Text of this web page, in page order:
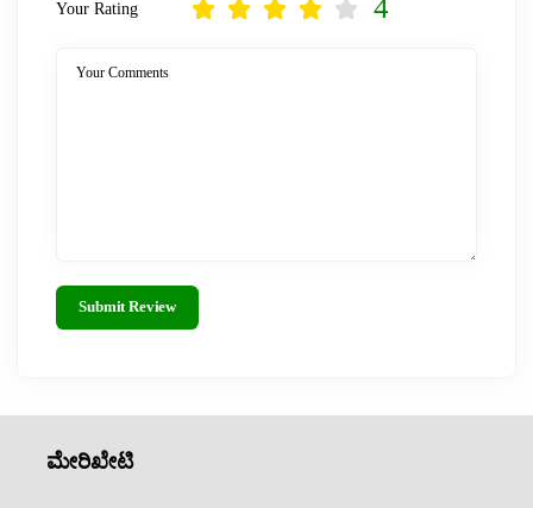
Your Rating 4
Your Comments
Submit Review
ಮೇರಿಖೇಟಿ